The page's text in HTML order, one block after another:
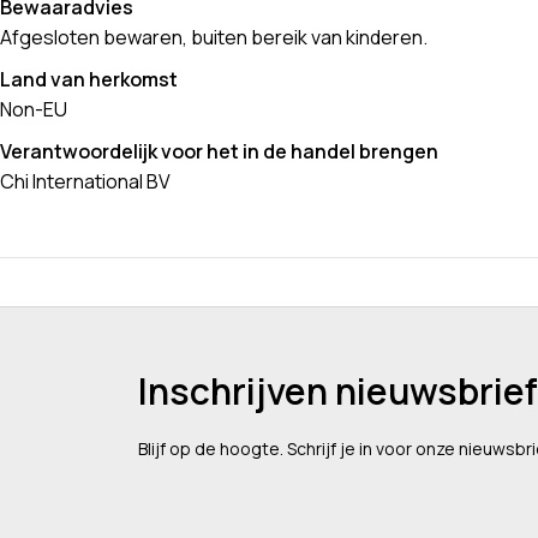
Bewaaradvies
Afgesloten bewaren, buiten bereik van kinderen.
Land van herkomst
Non-EU
Verantwoordelijk voor het in de handel brengen
Chi International BV
Inschrijven nieuwsbrief
Blijf op de hoogte. Schrijf je in voor onze